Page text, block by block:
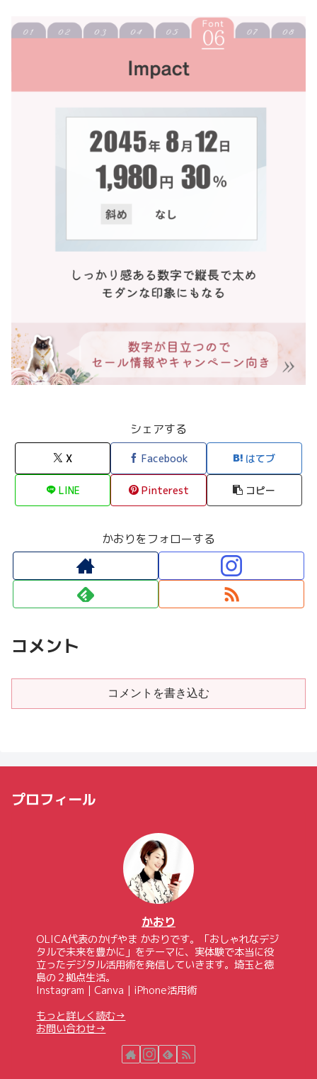
シェアする
X Facebook はてブ
LINE Pinterest コピー
かおりをフォローする
コメント
コメントを書き込む
プロフィール
かおり
OLICA代表のかげやま かおりです。「おしゃれなデジ
タルで未来を豊かに」をテーマに、実体験で本当に役
立ったデジタル活用術を発信していきます。埼玉と徳
島の２拠点生活。
Instagram｜Canva｜iPhone活用術
もっと詳しく読む→
お問い合わせ→